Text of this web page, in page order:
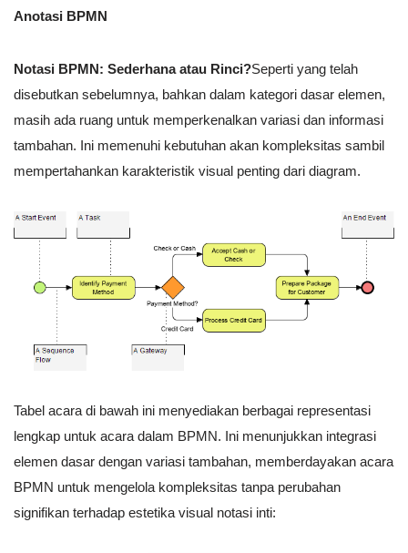
Anotasi BPMN
Notasi BPMN: Sederhana atau Rinci?Seperti yang telah
disebutkan sebelumnya, bahkan dalam kategori dasar elemen,
masih ada ruang untuk memperkenalkan variasi dan informasi
tambahan. Ini memenuhi kebutuhan akan kompleksitas sambil
mempertahankan karakteristik visual penting dari diagram.
Tabel acara di bawah ini menyediakan berbagai representasi
lengkap untuk acara dalam BPMN. Ini menunjukkan integrasi
elemen dasar dengan variasi tambahan, memberdayakan acara
BPMN untuk mengelola kompleksitas tanpa perubahan
signifikan terhadap estetika visual notasi inti: